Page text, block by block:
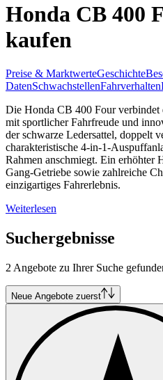
Honda CB 400
kaufen
Preise & MarktwerteGeschichte
DatenSchwachstellenFahrverhalten
Die Honda CB 400 Four verbindet
mit sportlicher Fahrfreude und
der schwarze Ledersattel, doppelt
charakteristische 4-in-1-
Rahmen anschmiegt. Ein erhöhter
Gang-Getriebe sowie zahlreiche
einzigartiges Fahrerlebnis.
Weiterlesen
Suchergebnisse
2 Angebote zu Ihrer Suche
Neue Angebote zuerst